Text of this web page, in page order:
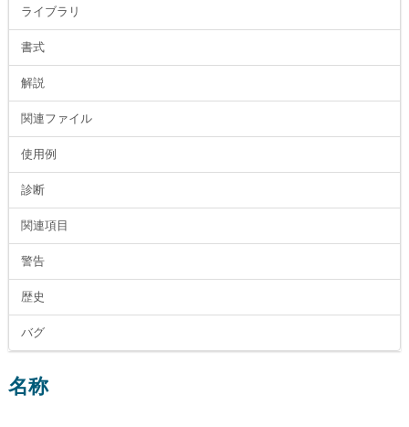
ライブラリ
書式
解説
関連ファイル
使用例
診断
関連項目
警告
歴史
バグ
名称